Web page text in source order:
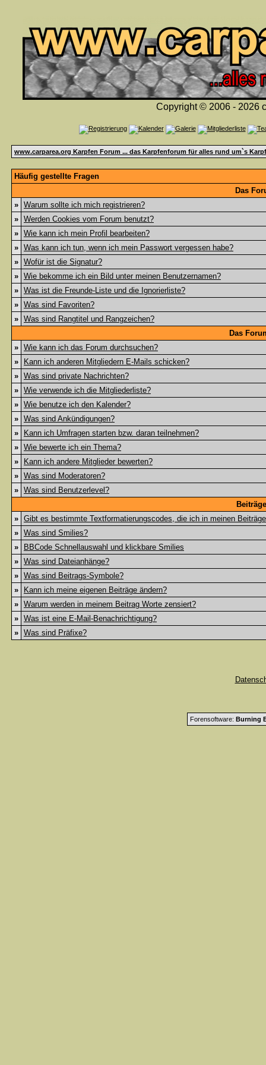
Copyright © 2006 - 2026
www.carparea.org Karpfen Forum ... das Karpfenforum für alles rund um`s
Häufig gestellte Fragen
Das
» Warum sollte ich mich registrieren?
» Werden Cookies vom Forum benutzt?
» Wie kann ich mein Profil bearbeiten?
» Was kann ich tun, wenn ich mein Passwort vergessen habe?
» Wofür ist die Signatur?
» Wie bekomme ich ein Bild unter meinen Benutzernamen?
» Was ist die Freunde-Liste und die Ignorierliste?
» Was sind Favoriten?
» Was sind Rangtitel und Rangzeichen?
Das
» Wie kann ich das Forum durchsuchen?
»
Kann ich anderen Mitgliedern E-Mails schicken?
» Was sind private Nachrichten?
» Wie verwende ich die Mitgliederliste?
» Wie benutze ich den Kalender?
» Was sind Ankündigungen?
»
Kann ich Umfragen starten bzw. daran teilnehmen?
» Wie bewerte ich ein Thema?
»
Kann ich andere Mitglieder bewerten?
» Was sind Moderatoren?
» Was sind Benutzerlevel?
» Gibt es bestimmte Textformatierungscodes, die ich in meinen
» Was sind Smilies?
»
BBCode Schnellauswahl und klickbare Smilies
» Was sind Dateianhänge?
» Was sind Beitrags-Symbole?
»
Kann ich meine eigenen Beiträge ändern?
» Warum werden in meinem Beitrag Worte zensiert?
» Was ist eine E-Mail-Benachrichtigung?
» Was sind Präfixe?
Forensoftware: Burning